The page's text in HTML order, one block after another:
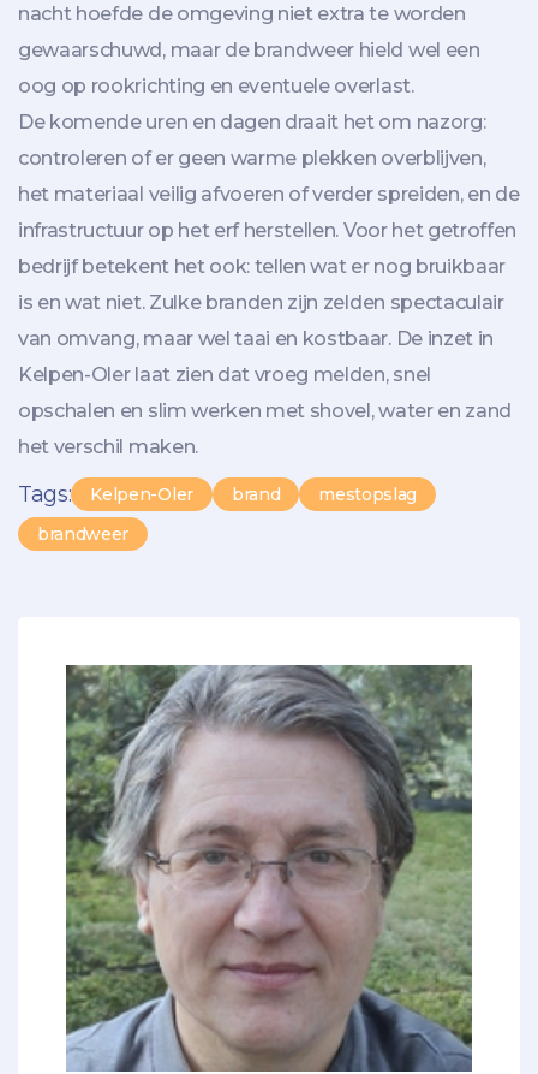
nacht hoefde de omgeving niet extra te worden
gewaarschuwd, maar de brandweer hield wel een
oog op rookrichting en eventuele overlast.
De komende uren en dagen draait het om nazorg:
controleren of er geen warme plekken overblijven,
het materiaal veilig afvoeren of verder spreiden, en de
infrastructuur op het erf herstellen. Voor het getroffen
bedrijf betekent het ook: tellen wat er nog bruikbaar
is en wat niet. Zulke branden zijn zelden spectaculair
van omvang, maar wel taai en kostbaar. De inzet in
Kelpen-Oler laat zien dat vroeg melden, snel
opschalen en slim werken met shovel, water en zand
het verschil maken.
Tags: Kelpen-Oler brand
mestopslag
brandweer